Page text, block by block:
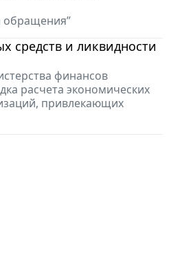
обращения”
средств и ликвидности
финансов
расчета экономических
привлекающих